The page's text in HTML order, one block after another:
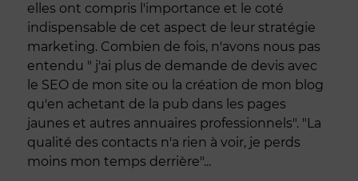
elles ont compris l'importance et le coté
indispensable de cet aspect de leur stratégie
marketing. Combien de fois, n'avons nous pas
entendu " j'ai plus de demande de devis avec
le SEO de mon site ou la création de mon blog
qu'en achetant de la pub dans les pages
jaunes et autres annuaires professionnels". "La
qualité des contacts n'a rien à voir, je perds
moins mon temps derrière"...